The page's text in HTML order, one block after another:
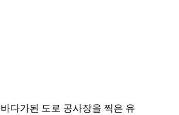
다가된 도로 공사장을 찍은 유